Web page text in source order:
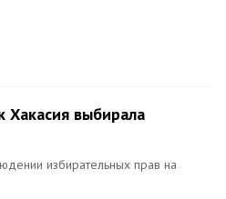
Хакасия выбирала
избирательных прав на